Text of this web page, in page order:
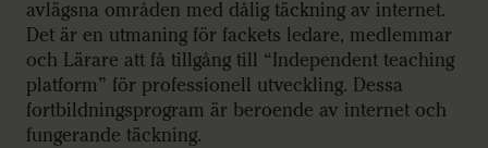
avlägsna områden med dålig täckning av internet.
Det är en utmaning för fackets ledare, medlemmar
och Lärare att få tillgång till “Independent teaching
platform” för professionell utveckling. Dessa
fortbildningsprogram är beroende av internet och
fungerande täckning.